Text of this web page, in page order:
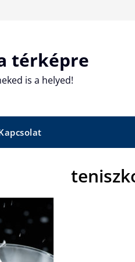
térképre
is a helyed!